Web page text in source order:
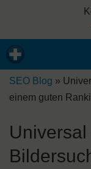
SEO Blog »
einem guten